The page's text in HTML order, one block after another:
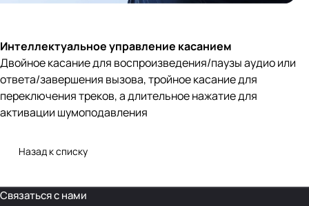
Интеллектуальное управление касанием
Двойное касание для воспроизведения/паузы аудио или
ответа/завершения вызова, тройное касание для
переключения треков, а длительное нажатие для
активации шумоподавления
Назад к списку
Связаться с нами